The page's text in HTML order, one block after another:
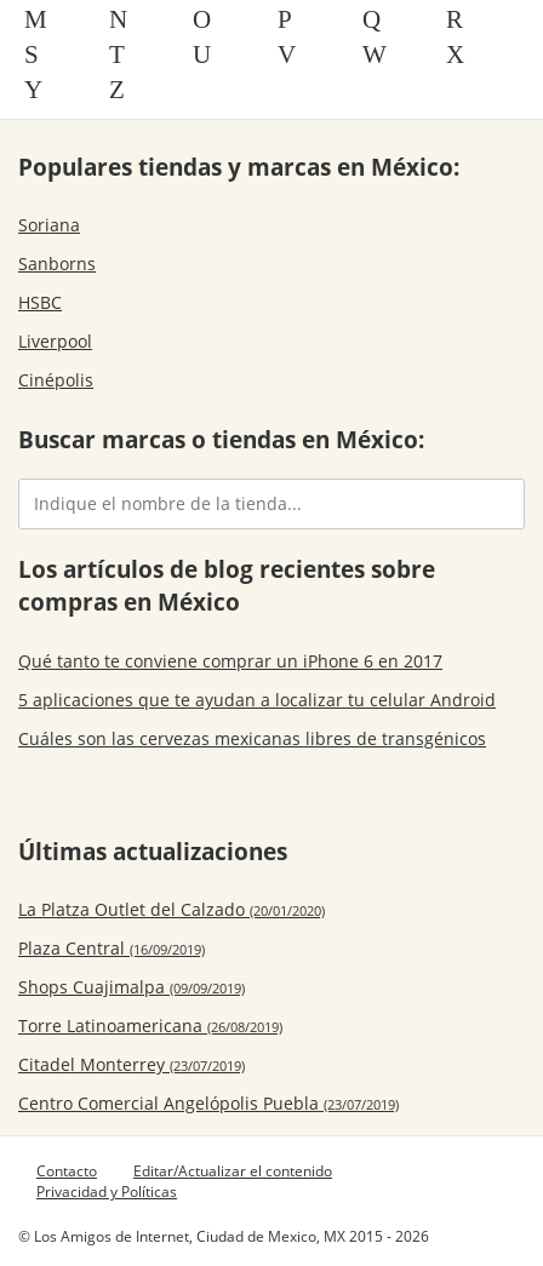
M
N O P Q
R
S
T U V W
X
Y
Z
Populares tiendas y marcas en México:
Soriana
Sanborns
HSBC
Liverpool
Cinépolis
Buscar marcas o tiendas en México:
Los artículos de blog recientes sobre
compras en México
Qué tanto te conviene comprar un iPhone 6 en 2017
5 aplicaciones que te ayudan a localizar tu celular Android
Cuáles son las cervezas mexicanas libres de transgénicos
Últimas actualizaciones
La Platza Outlet del Calzado (20/01/2020)
Plaza Central (16/09/2019)
Shops Cuajimalpa (09/09/2019)
Torre Latinoamericana (26/08/2019)
Citadel Monterrey (23/07/2019)
Centro Comercial Angelópolis Puebla (23/07/2019)
Contacto
Editar/Actualizar el contenido
Privacidad y Políticas
© Los Amigos de Internet, Ciudad de Mexico, MX 2015 - 2026